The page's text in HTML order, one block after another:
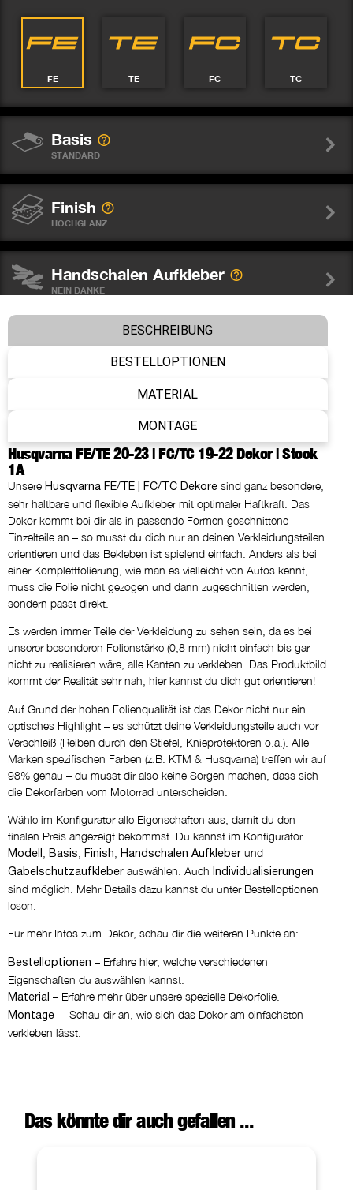
FE TE FC TC
Basis
STANDARD
Finish
HOCHGLANZ
Handschalen Aufkleber
NEIN DANKE
Gabelschutz Sticker WP
Name
NEIN DANKE
Eigene Logos
NEIN DANKE
Entwurf per E-Mail
NEIN DANKE
Kommentar
BESCHREIBUNG
BESTELLOPTIONEN
MATERIAL
MONTAGE
Husqvarna FE/TE 20-23 | FC/TC 19-22 Dekor | Stock
1A
Unsere Husqvarna FE/TE | FC/TC Dekore sind ganz besondere,
sehr haltbare und flexible Aufkleber mit optimaler Haftkraft. Das
Dekor kommt bei dir als in passende Formen geschnittene
Einzelteile an – so musst du dich nur an deinen Verkleidungsteilen
orientieren und das Bekleben ist spielend einfach. Anders als bei
einer Komplettfolierung, wie man es vielleicht von Autos kennt,
muss die Folie nicht gezogen und dann zugeschnitten werden,
sondern passt direkt.
Es werden immer Teile der Verkleidung zu sehen sein, da es bei
unserer besonderen Folienstärke (0,8 mm) nicht einfach bis gar
nicht zu realisieren wäre, alle Kanten zu verkleben. Das Produktbild
kommt der Realität sehr nah, hier kannst du dich gut orientieren!
Auf Grund der hohen Folienqualität ist das Dekor nicht nur ein
optisches Highlight – es schützt deine Verkleidungsteile auch vor
Verschleiß (Reiben durch den Stiefel, Knieprotektoren o.ä.). Alle
Marken spezifischen Farben (z.B. KTM & Husqvarna) treffen wir auf
98% genau – du musst dir also keine Sorgen machen, dass sich
die Dekorfarben vom Motorrad unterscheiden.
Wähle im Konfigurator alle Eigenschaften aus, damit du den
finalen Preis angezeigt bekommst. Du kannst im Konfigurator
Modell Basis Finish Handschalen Aufkleber und
Gabelschutzaufkleber auswählen. Auch Individualisierungen
sind möglich. Mehr Details dazu kannst du unter Bestelloptionen
lesen.
Für mehr Infos zum Dekor, schau dir die weiteren Punkte an:
Bestelloptionen – Erfahre hier, welche verschiedenen
Eigenschaften du auswählen kannst.
Material – Erfahre mehr über unsere spezielle Dekorfolie.
Montage – Schau dir an, wie sich das Dekor am einfachsten
verkleben lässt.
Das könnte dir auch gefallen ...